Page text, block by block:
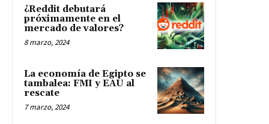
¿Reddit debutará
próximamente en el
mercado de valores?
8 marzo, 2024
La economía de Egipto se
tambalea: FMI y EAU al
rescate
7 marzo, 2024